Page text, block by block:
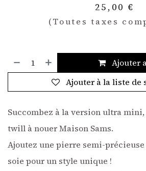
25,00 €
(Toutes taxes
Ajouter
Ajouter à la liste de
Succombez à la version ultra
twill à nouer Maison Sams.
Ajoutez une pierre semi-
soie pour un style unique !